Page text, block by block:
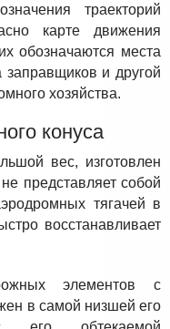
траекторий
карте движения
обозначаются места
заправщиков и другой
хозяйства.
конуса
вес, изготовлен
представляет собой
тягачей в
восстанавливает
элементов с
в самой низшей его